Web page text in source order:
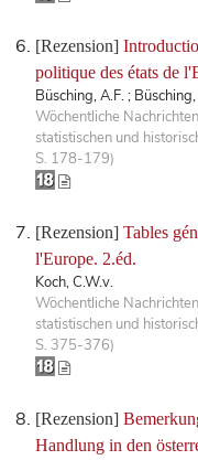
[Rezension]
politique des états de
Büsching, A.F. ;
Wöchentliche
statistischen und
S. 178-179)
[Rezension] Tables
l'Europe. 2.éd.
Koch, C.W.v.
Wöchentliche
statistischen und
S. 375-376)
[Rezension]
Handlung in den